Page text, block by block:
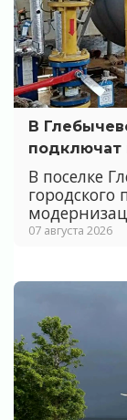
В
подключат
В поселке
городского
07 августа 2026